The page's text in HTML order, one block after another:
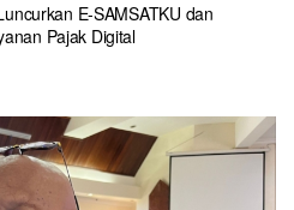
E-SAMSATKU dan
Pajak Digital